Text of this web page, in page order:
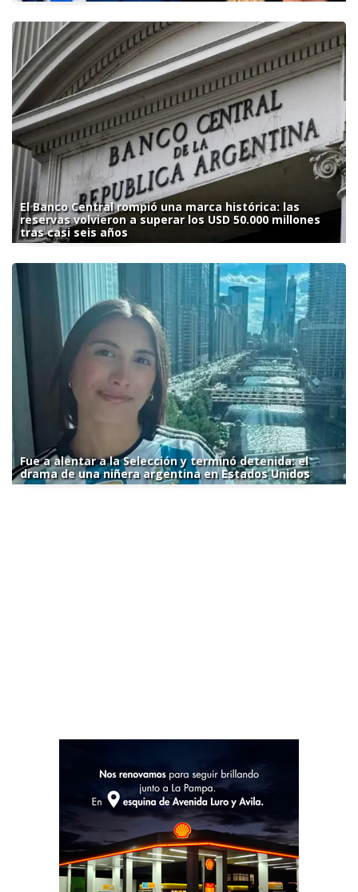
El Banco Central rompió una marca histórica: las
reservas volvieron a superar los USD 50.000 millones
tras casi seis años
Fue a alentar a la Selección y terminó detenida: el
drama de una niñera argentina en Estados Unidos